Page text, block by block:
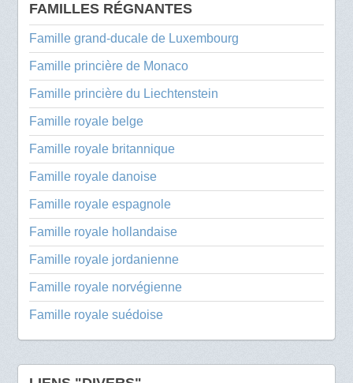
FAMILLES RÉGNANTES
Famille grand-ducale de Luxembourg
Famille princière de Monaco
Famille princière du Liechtenstein
Famille royale belge
Famille royale britannique
Famille royale danoise
Famille royale espagnole
Famille royale hollandaise
Famille royale jordanienne
Famille royale norvégienne
Famille royale suédoise